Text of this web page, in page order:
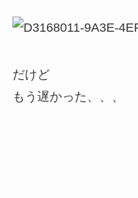
だけど
もう遅かった、、、